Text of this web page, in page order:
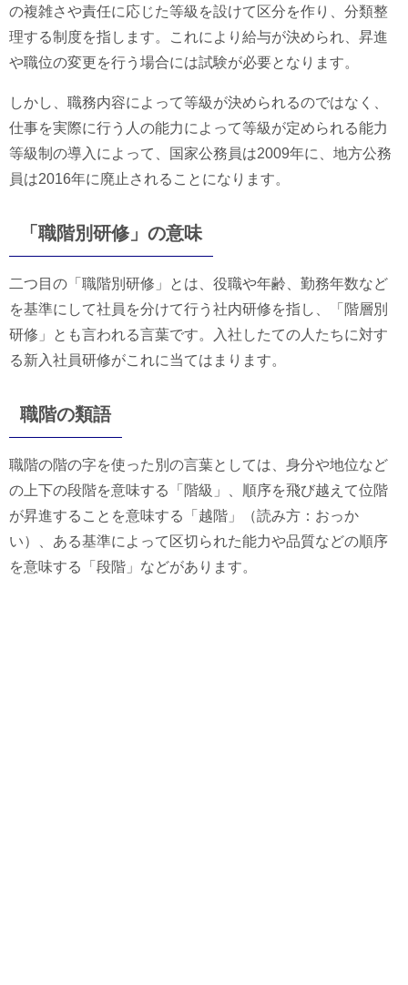
の複雑さや責任に応じた等級を設けて区分を作り、分類整
理する制度を指します。これにより給与が決められ、昇進
や職位の変更を行う場合には試験が必要となります。
しかし、職務内容によって等級が決められるのではなく、
仕事を実際に行う人の能力によって等級が定められる能力
等級制の導入によって、国家公務員は2009年に、地方公務
員は2016年に廃止されることになります。
「職階別研修」の意味
二つ目の「職階別研修」とは、役職や年齢、勤務年数など
を基準にして社員を分けて行う社内研修を指し、「階層別
研修」とも言われる言葉です。入社したての人たちに対す
る新入社員研修がこれに当てはまります。
職階の類語
職階の階の字を使った別の言葉としては、身分や地位など
の上下の段階を意味する「階級」、順序を飛び越えて位階
が昇進することを意味する「越階」（読み方：おっか
い）、ある基準によって区切られた能力や品質などの順序
を意味する「段階」などがあります。